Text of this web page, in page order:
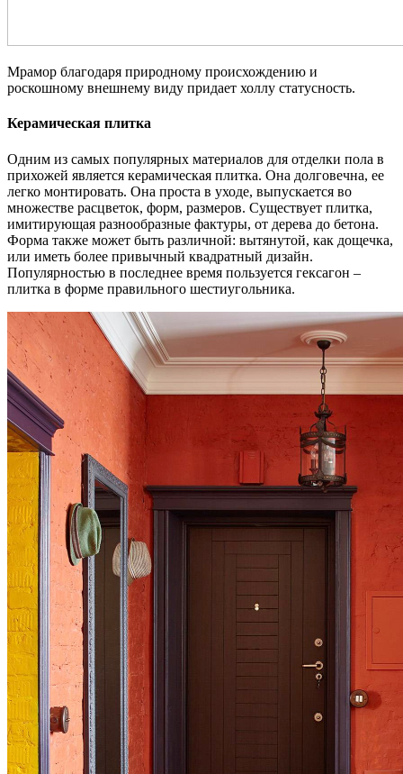
Мрамор благодаря природному происхождению и
роскошному внешнему виду придает холлу статусность.
Керамическая плитка
Одним из самых популярных материалов для отделки пола в
прихожей является керамическая плитка. Она долговечна, ее
легко монтировать. Она проста в уходе, выпускается во
множестве расцветок, форм, размеров. Существует плитка,
имитирующая разнообразные фактуры, от дерева до бетона.
Форма также может быть различной: вытянутой, как дощечка,
или иметь более привычный квадратный дизайн.
Популярностью в последнее время пользуется гексагон –
плитка в форме правильного шестиугольника.